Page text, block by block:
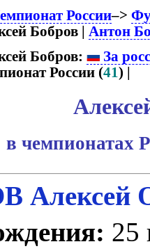
России–>
Бобров | Антон
Бобров:
За
России (41) |
в чемпионатах
Алексей
25